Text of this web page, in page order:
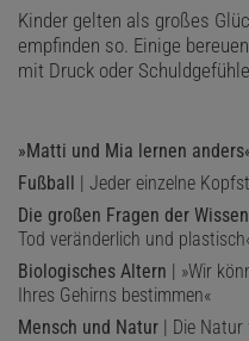
Kinder gelten als großes
empfinden so. Einige
mit Druck oder
»Matti und Mia lernen
Fußball | Jeder einzelne
Die großen Fragen der
Tod veränderlich und
Biologisches Altern | »Wir
Ihres Gehirns bestimmen«
Mensch und Natur | Die